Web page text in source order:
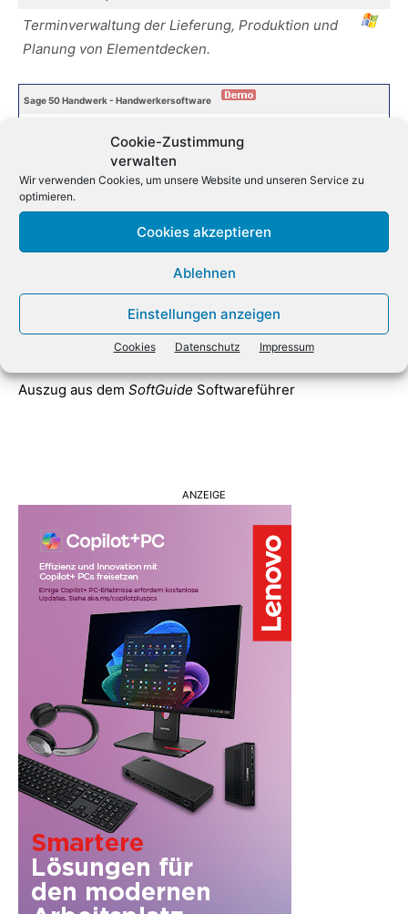
Cookie-Zustimmung
verwalten
Wir verwenden Cookies, um unsere Website und unseren Service zu
optimieren.
Cookies akzeptieren
Ablehnen
Einstellungen anzeigen
Cookies Datenschutz Impressum
Terminverwaltung der Lieferung, Produktion und
Planung von Elementdecken.
Sage 50 Handwerk - Handwerkersoftware
Komplettlösung für Ihren Handwerksbetrieb
Hersteller:Sage GmbH Herr Pawel Klaus
+49
(von insgesamt52Einträgen)
4 5 6
Auszug aus dem SoftGuide Softwareführer
ANZEIGE